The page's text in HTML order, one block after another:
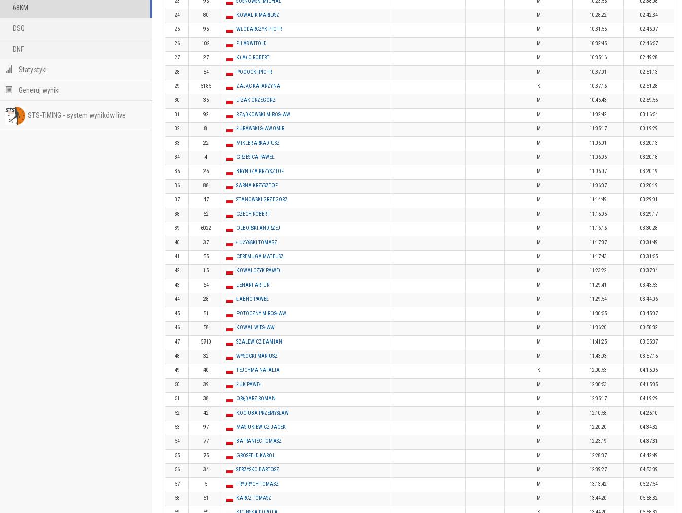
68KM
DSQ
DNF
Statystyki
Generuj wyniki
STS-TIMING - system wyników live
24 80 KOWALIK MARIUSZ M 10:28:22 02:42:34
25 95 WŁODARCZYK PIOTR M 10:31:55 02:46:07
26 102 FILAS WITOLD M 10:32:45 02:46:57
27 27 KŁAŁO ROBERT M 10:35:16 02:49:28
28 54 POGOCKI PIOTR M 10:37:01 02:51:13
29 5185 ZAJĄC KATARZYNA K 10:37:16 02:51:28
30 35 LIZAK GRZEGORZ M 10:45:43 02:59:55
31 92 RZĄDKOWSKI MIROSŁAW M 11:02:42 03:16:54
32 8 ŻURAWSKI SŁAWOMIR M 11:05:17 03:19:29
33 22 MIKLER ARKADIUSZ M 11:06:01 03:20:13
34 4 GRZESICA PAWEŁ M 11:06:06 03:20:18
35 25 BRYNDZA KRZYSZTOF M 11:06:07 03:20:19
36 88 SARNA KRZYSZTOF M 11:06:07 03:20:19
37 47 STANOWSKI GRZEGORZ M 11:14:49 03:29:01
38 62 CZECH ROBERT M 11:15:05 03:29:17
39 6022 OLBORSKI ANDRZEJ M 11:16:16 03:30:28
40 37 ŁUŻYŃSKI TOMASZ M 11:17:37 03:31:49
41 55 CEREMUGA MATEUSZ M 11:17:43 03:31:55
42 15 KOWALCZYK PAWEŁ M 11:23:22 03:37:34
43 64 LENART ARTUR M 11:29:41 03:43:53
44 28 ŁABNO PAWEŁ M 11:29:54 03:44:06
45 51 POTOCZNY MIROSŁAW M 11:30:55 03:45:07
46 58 KOWAL WIESŁAW M 11:36:20 03:50:32
47 5710 SZALEWICZ DAMIAN M 11:41:25 03:55:37
48 32 WYSOCKI MARIUSZ M 11:43:03 03:57:15
49 40 TEJCHMA NATALIA K 12:00:53 04:15:05
50 39 ŻUK PAWEŁ M 12:00:53 04:15:05
51 38 ORĘDARZ ROMAN M 12:05:17 04:19:29
52 42 KOCIUBA PRZEMYSŁAW M 12:10:58 04:25:10
53 97 MASIUKIEWICZ JACEK M 12:20:20 04:34:32
54 77 BATRANIEC TOMASZ M 12:23:19 04:37:31
55 75 GROSFELD KAROL M 12:28:37 04:42:49
56 34 SERZYSKO BARTOSZ M 12:39:27 04:53:39
57 5 FRYDRYCH TOMASZ M 13:13:42 05:27:54
58 61 KARCZ TOMASZ M 13:44:20 05:58:32